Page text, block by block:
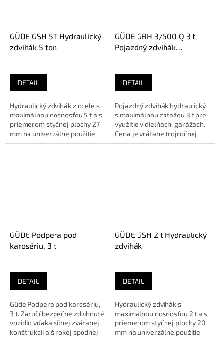
GÜDE GSH 5T Hydraulický
zdvihák 5 ton
DETAIL
Hydraulický zdvihák z ocele s
maximálnou nosnosťou 5 t a s
priemerom styčnej plochy 27
mm na univerzálne použitie
napríklad v dielni a...
GÜDE GRH 3/500 Q 3 t
Pojazdný zdvihák
DETAIL
Pojazdný zdvihák hydraulický
s maximálnou záťažou 3 t pre
využitie v dielňach, garážach.
Cena je vrátane trojročnej
záruky platí aj pre...
GÜDE Podpera pod
karosériu, 3 t
DETAIL
Güde Podpera pod karosériu,
3 t. Zaručí bezpečne zdvihnuté
vozidlo vďaka silnej zváranej
konštrukcii a širokej spodnej
časti nožičiek.Sme...
GÜDE GSH 2 t Hydraulický
zdvihák
DETAIL
Hydraulický zdvihák s
maximálnou nosnosťou 2 t a s
priemerom styčnej plochy 20
mm na univerzálne použitie
napríklad v dielni a